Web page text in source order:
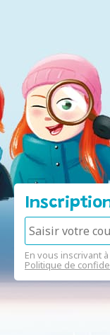
En vous inscrivant
Politique de